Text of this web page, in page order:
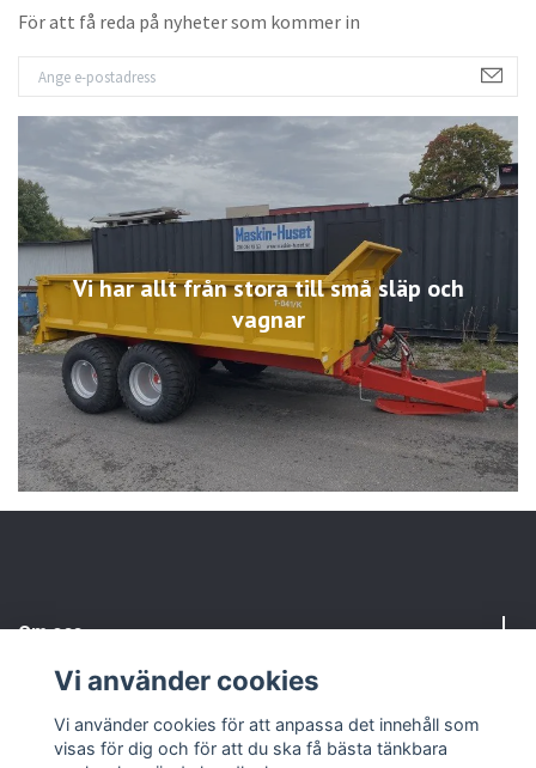
För att få reda på nyheter som kommer in
Vi har allt från stora till små släp och
vagnar
Om oss
Kundtjänst
Vi använder cookies
Vi använder cookies för att anpassa det innehåll som
visas för dig och för att du ska få bästa tänkbara